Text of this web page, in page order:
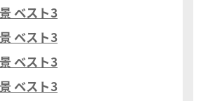
ベスト3
ベスト3
ベスト3
ベスト3